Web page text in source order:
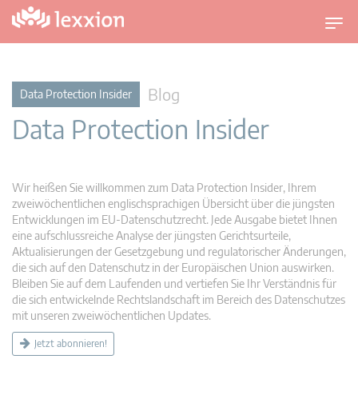
U
m
a
v
g
t
Data Protection Insider Blog
Data Protection Insider
Wir heißen Sie willkommen zum Data Protection Insider, Ihrem
zweiwöchentlichen englischsprachigen Übersicht über die jüngsten
Entwicklungen im EU-Datenschutzrecht. Jede Ausgabe bietet Ihnen
eine aufschlussreiche Analyse der jüngsten Gerichtsurteile,
Aktualisierungen der Gesetzgebung und regulatorischer Änderungen,
die sich auf den Datenschutz in der Europäischen Union auswirken.
Bleiben Sie auf dem Laufenden und vertiefen Sie Ihr Verständnis für
die sich entwickelnde Rechtslandschaft im Bereich des Datenschutzes
mit unseren zweiwöchentlichen Updates.
Jetzt abonnieren!